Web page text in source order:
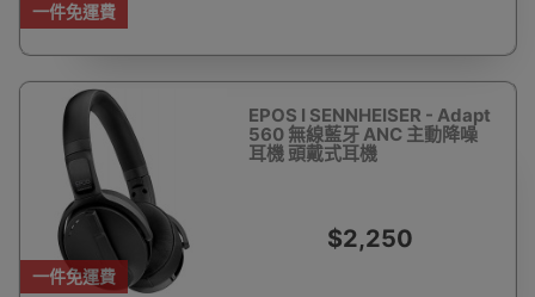
一件免運費
一件免運費
EPOS I SENNHEISER - Adapt
560 無線藍牙 ANC 主動降噪
耳機 頭戴式耳機
$2,250